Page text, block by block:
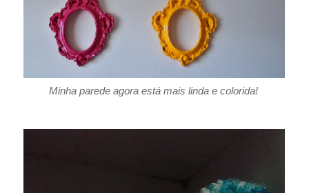
Minha parede agora está mais linda e colorida!